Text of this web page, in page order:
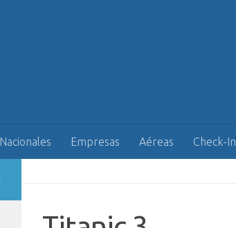
Nacionales Empresas Aéreas Check-In